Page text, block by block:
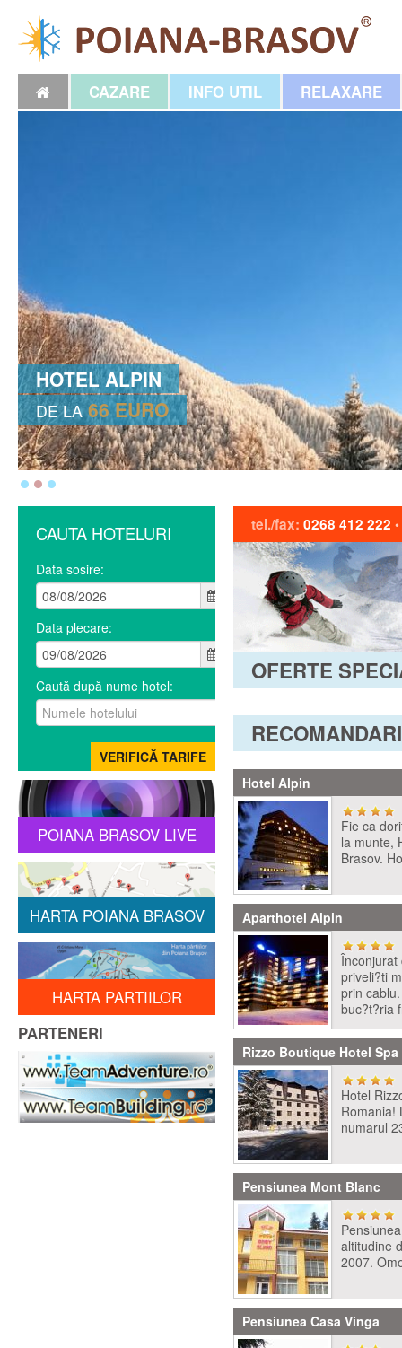
CAZARE INFO UTIL RELAXARE
HOTEL ALPIN
DE LA 66 EURO
CAUTA HOTELURI
Data sosire:
Data plecare:
Caută după nume hotel:
POIANA BRASOV LIVE
HARTA POIANA BRASOV
HARTA PARTIILOR
PARTENERI
tel./fax: 0268 412 222 •
OFERTE
RECOMANDARI
Hotel Alpin
Fie ca
la munte,
Brasov.
Aparthotel Alpin
Înconjurat
priveli?ti
prin
buc?t?ria
Rizzo Boutique Hotel Spa
Hotel
Romania!
numarul
Pensiunea Mont Blanc
altitudine
2007.
Pensiunea Casa Vinga